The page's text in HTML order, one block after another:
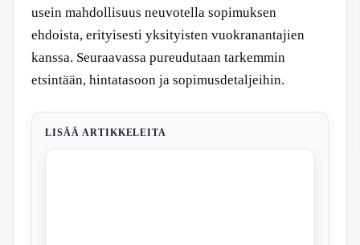
usein mahdollisuus neuvotella sopimuksen
ehdoista, erityisesti yksityisten vuokranantajien
kanssa. Seuraavassa pureudutaan tarkemmin
etsintään, hintatasoon ja sopimusdetaljeihin.
LISÄÄ ARTIKKELEITA